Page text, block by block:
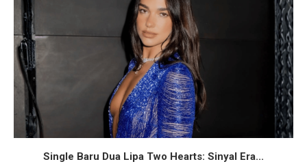
Single Baru Dua Lipa Two Hearts: Sinyal Era...